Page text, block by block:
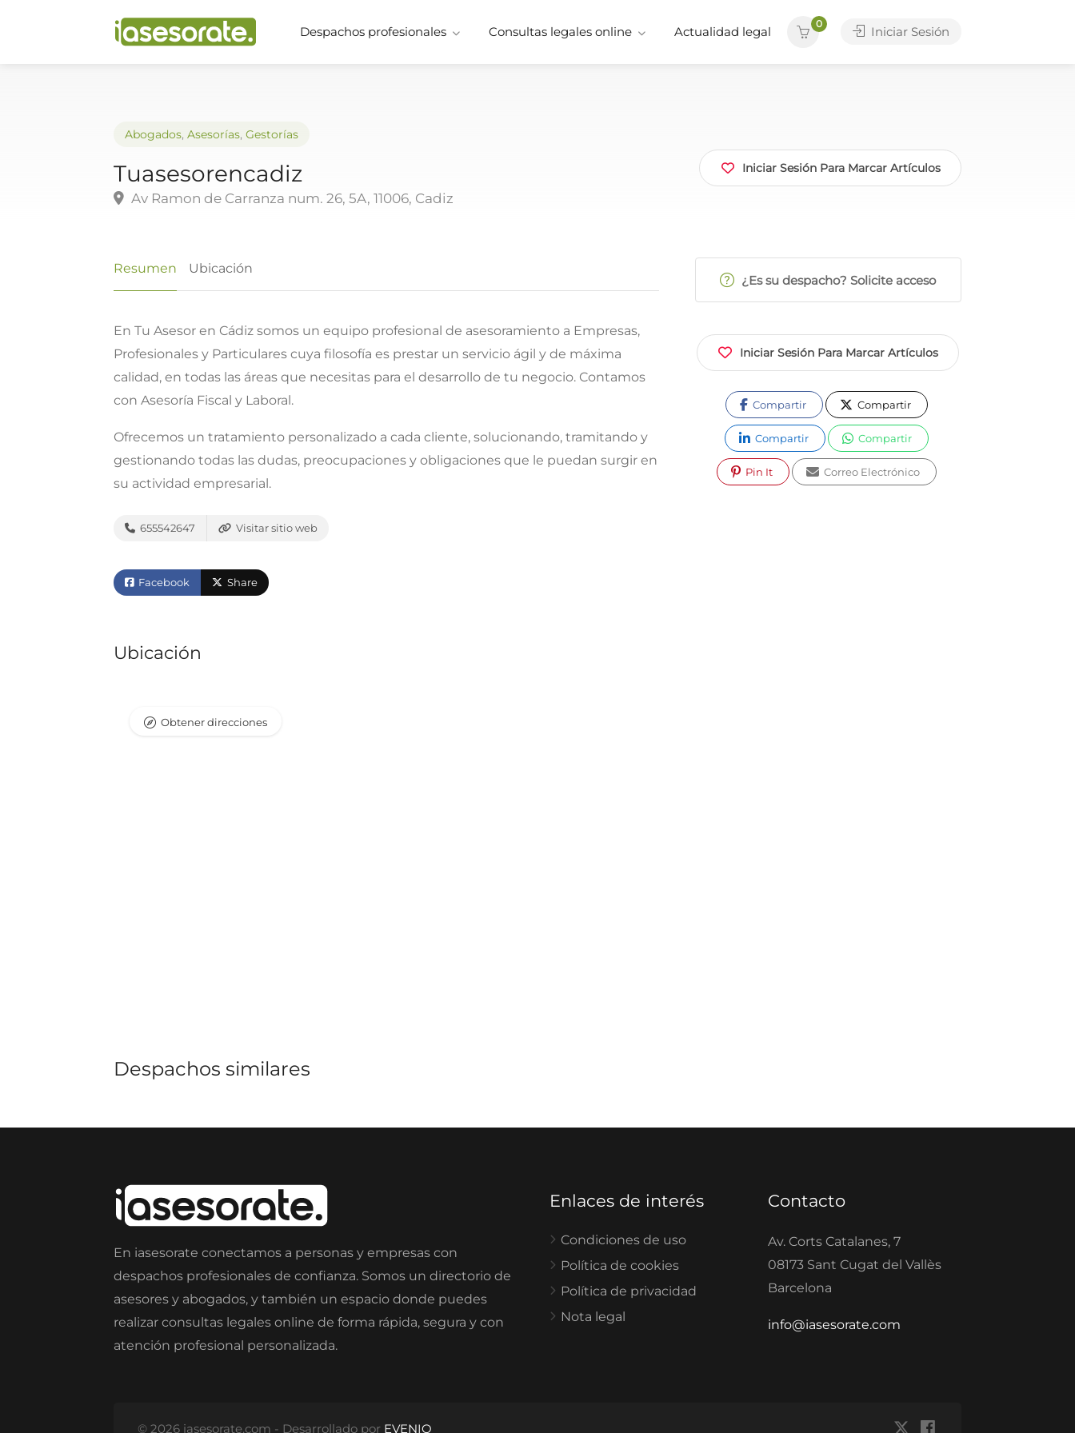
Despachos profesionales Consultas legales online Actualidad legal
0
Iniciar Sesión
Abogados, Asesorías, Gestorías
Tuasesorencadiz
Av Ramon de Carranza num. 26, 5A, 11006, Cadiz
Iniciar Sesión Para Marcar Artículos
Resumen Ubicación
En Tu Asesor en Cádiz somos un equipo profesional de asesoramiento a Empresas,
Profesionales y Particulares cuya filosofía es prestar un servicio ágil y de máxima
calidad, en todas las áreas que necesitas para el desarrollo de tu negocio. Contamos
con Asesoría Fiscal y Laboral.
Ofrecemos un tratamiento personalizado a cada cliente, solucionando, tramitando y
gestionando todas las dudas, preocupaciones y obligaciones que le puedan surgir en
su actividad empresarial.
655542647 Visitar sitio web
Facebook Share
Ubicación
Obtener direcciones
Despachos similares
¿Es su despacho? Solicite acceso
Iniciar Sesión Para Marcar Artículos
Compartir Compartir
Compartir Compartir
Pin It Correo Electrónico
En iasesorate conectamos a personas y empresas con
despachos profesionales de confianza. Somos un directorio de
asesores y abogados, y también un espacio donde puedes
realizar consultas legales online de forma rápida, segura y con
atención profesional personalizada.
Enlaces de interés
Condiciones de uso
Política de cookies
Política de privacidad
Nota legal
Contacto
Av. Corts Catalanes, 7
08173 Sant Cugat del Vallès
Barcelona
info@iasesorate.com
© 2026 iasesorate.com - Desarrollado por EVENIO